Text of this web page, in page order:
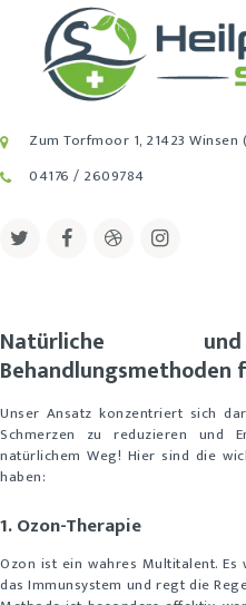
Zum Torfmoor 1, 21423 Winsen
04176 / 2609784
Natürliche
Unser Ansatz konzentriert sich
Schmerzen zu reduzieren und
natürlichem Weg! Hier sind die
haben:
1. Ozon-Therapie
Ozon ist ein wahres Multitalent.
das Immunsystem und regt die